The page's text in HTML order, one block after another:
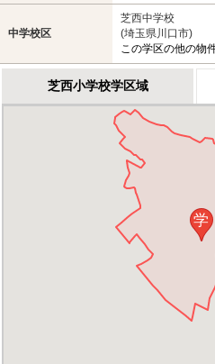
中学校区
芝西中学校
(埼玉県川口市)
この学区の他の物
芝西小学校学区域
学